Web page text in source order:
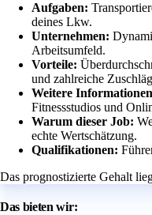
Aufgaben:
deines Lkw.
Unternehmen:
Arbeitsumfeld.
Vorteile:
und zahlreiche
Weitere
Fitnessstudios und
Warum dieser Job:
echte Wertschätzung.
Qualifikationen:
Das prognostizierte Gehalt
Das bieten wir: